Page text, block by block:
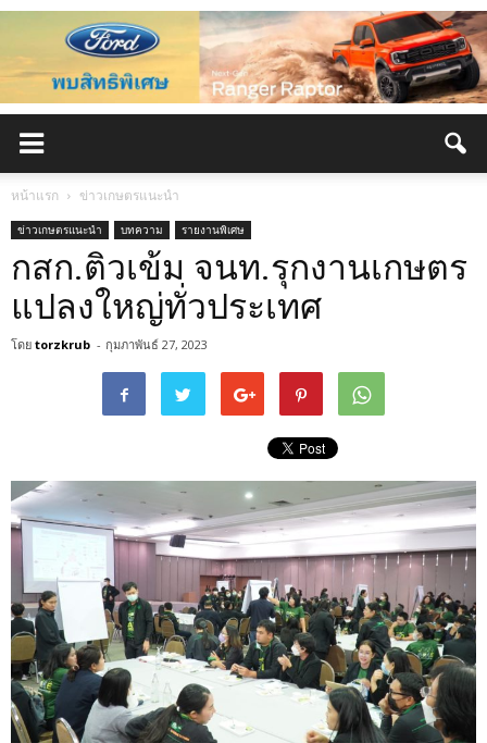
หน้าแรก ข่าวเกษตรแนะนำ
ข่าวเกษตรแนะนำ บทความ รายงานพิเศษ
กสก.ติวเข้ม จนท.รุกงานเกษตร
แปลงใหญ่ทั่วประเทศ
โดย torzkrub - กุมภาพันธ์ 27, 2023